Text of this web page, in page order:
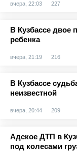
вчера, 22:03 227
В Кузбассе двое
ребенка
вчера, 21:19 216
В Кузбассе
неизвестной
вчера, 20:44 209
Адское ДТП в
под колесами